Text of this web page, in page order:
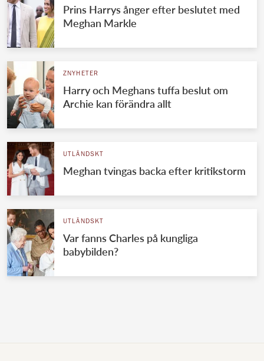
Prins Harrys ånger efter beslutet med
Meghan Markle
ZNYHETER
Harry och Meghans tuffa beslut om
Archie kan förändra allt
UTLÄNDSKT
Meghan tvingas backa efter kritikstorm
UTLÄNDSKT
Var fanns Charles på kungliga
babybilden?